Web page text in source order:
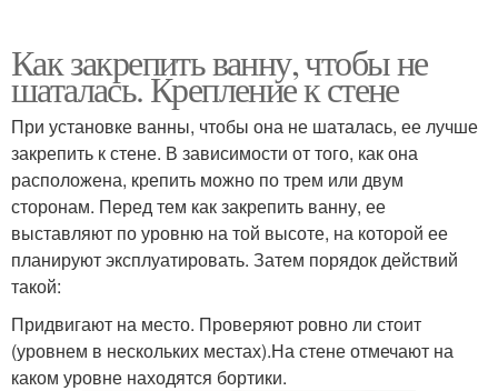
Как закрепить ванну, чтобы не
шаталась. Крепление к стене
При установке ванны, чтобы она не шаталась, ее лучше
закрепить к стене. В зависимости от того, как она
расположена, крепить можно по трем или двум
сторонам. Перед тем как закрепить ванну, ее
выставляют по уровню на той высоте, на которой ее
планируют эксплуатировать. Затем порядок действий
такой:
Придвигают на место. Проверяют ровно ли стоит
(уровнем в нескольких местах).На стене отмечают на
каком уровне находятся бортики.